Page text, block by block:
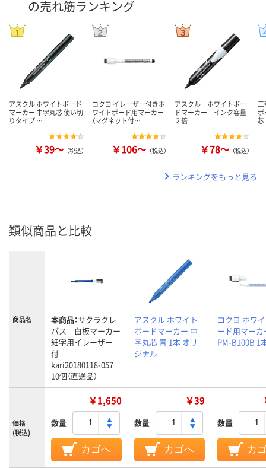
の売れ筋ランキング
アスクル ホワイトボード
マーカー 中字丸芯 使い切
りタイプ …
￥39～ （税込）
コクヨ イレーザー付きホ
ワイトボード用マーカー
（マグネット付…
￥106～ （税込）
アスクル ホワイトボー
ドマーカー インク容量
２倍
￥78～ （税込）
芯
ランキングをもっと見る
類似商品と比較
商品名 本商品：サクラクレ
パス 白板マーカー
細字用イレーザー
付
kari20180118-057
10個（直送品）
アスクル ホワイト
ボードマーカー 中
字丸芯 青 1本 オリ
ジナル
コクヨ ホワ
ード用マーカ
PM-B100B 1
価格
(税込)
￥1,650
数量
カゴへ
￥39
数量
カゴへ
数量
カ